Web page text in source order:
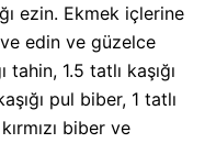
ezin. Ekmek içlerine
edin ve güzelce
tahin, 1.5 tatlı kaşığı
pul biber, 1 tatlı
biber ve